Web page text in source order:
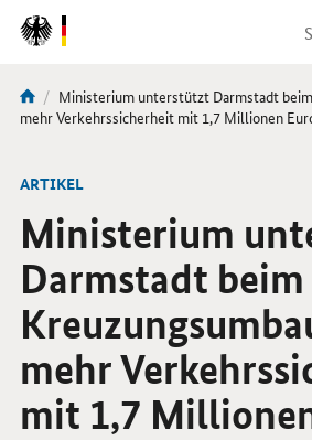
DirektZu:
Navigation
Sie
sind
Aktuelle
Seite:
Ministerium unterstützt Darmstadt
mehr Verkehrssicherheit mit 1,7 Millionen
ARTIKEL
Ministerium
Darmstadt beim
mehr
mit 1,7